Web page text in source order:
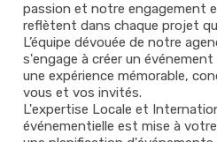
d’événement n’est
considération
nous sublimer votre
sur la magnifique Côte
garantissant une
inoubliable dans des
méticuleusement
dépasser vos attentes.
passion et notre engagement
reflètent dans chaque projet
L’équipe dévouée de notre
s'engage à créer un
une expérience mémorable,
vous et vos invités.
L'expertise Locale et
événementielle est mise à